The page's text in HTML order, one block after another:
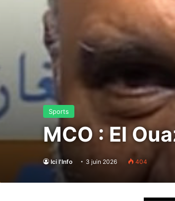
Sports
MCO : El
Ici l'Info 3 juin 2026 404